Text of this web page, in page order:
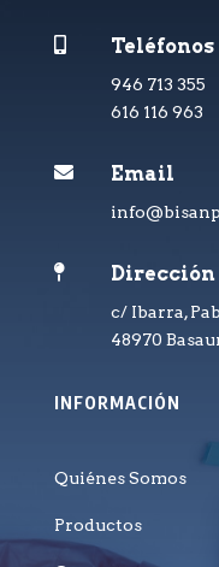
Teléfonos
946 713 355
616 116 963
 Email
 Dirección
c/ Ibarra,
48970
INFORMACIÓN
Quiénes Somos
Productos